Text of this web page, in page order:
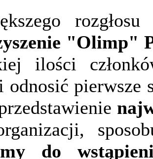
"Olimp"
ilości
odnosić pierwsze
do